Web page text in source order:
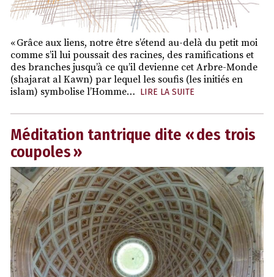
« Grâce aux liens, notre être s’étend au-delà du petit moi
comme s’il lui poussait des racines, des ramifications et
des branches jusqu’à ce qu’il devienne cet Arbre-Monde
(shajarat al Kawn) par lequel les soufis (les initiés en
islam) symbolise l’Homme… LIRE LA SUITE
Méditation tantrique dite « des trois
coupoles »